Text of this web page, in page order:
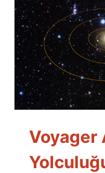
Voyager